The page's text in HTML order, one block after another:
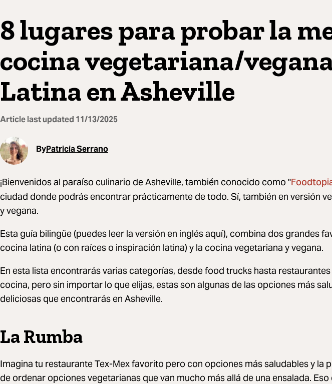
8 lugares para probar la
cocina vegetariana/
Latina en Asheville
Article last updated 11/13/2025
ByPatricia Serrano
¡Bienvenidos al paraíso culinario de Asheville, también conocido como "
ciudad donde podrás encontrar prácticamente de todo. Sí, también en versión
y vegana.
Esta guía bilingüe (puedes leer la versión en inglés aquí), combina dos grandes
cocina latina (o con raíces o inspiración latina) y la cocina vegetariana y vegana.
En esta lista encontrarás varias categorías, desde food trucks hasta
cocina, pero sin importar lo que elijas, estas son algunas de las opciones más
deliciosas que encontrarás en Asheville.
La Rumba
Imagina tu restaurante Tex-Mex favorito pero con opciones más saludables y la
de ordenar opciones vegetarianas que van mucho más allá de una ensalada. Eso